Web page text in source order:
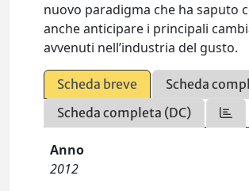
nuovo paradigma che ha saputo
anche anticipare i principali
avvenuti nell’industria del gusto.
Scheda breve
Scheda
Scheda completa (DC)
Anno
2012